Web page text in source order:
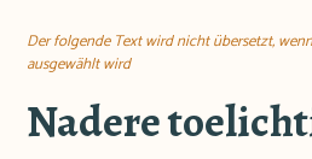
Der folgende Text wird nicht übersetzt,
ausgewählt wird
Nadere